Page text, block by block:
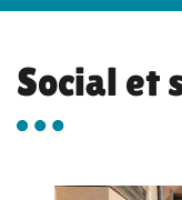
Social et